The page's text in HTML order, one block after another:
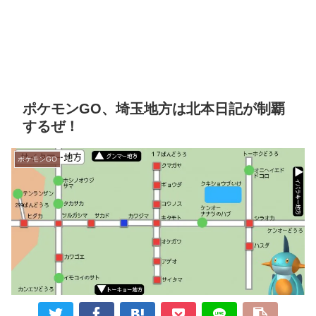
ポケモンGO、埼玉地方は北本日記が制覇
するぜ！
ポケモンGO